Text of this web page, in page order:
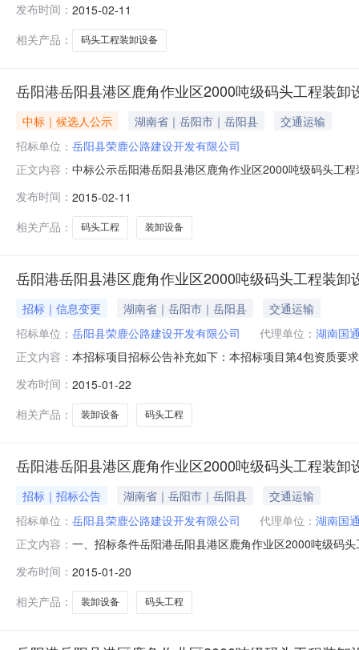
阳县港区鹿角作业区2000吨级码头工程装卸设备招标于
发布时间： 2015-02-11
相关产品：
码头工程装卸设备
岳阳港岳阳县港区鹿角作业区2000吨级码头工程装卸
中标｜候选人公示 湖南省｜岳阳市｜岳阳县
交通运输
招标单位： 岳阳县荣鹿公路建设开发有限公司
正文内容： 中标公示岳阳港岳阳县港区鹿角作业区2000吨级码头工
工有限公司第二名:河南卫华重型机械股份有限公司第三
机械有限公司第五
发布时间： 2015-02-11
相关产品：
码头工程 装卸设备
岳阳港岳阳县港区鹿角作业区2000吨级码头工程装卸
招标｜信息变更 湖南省｜岳阳市｜岳阳县
交通运输
招标单位： 岳阳县荣鹿公路建设开发有限公司 代理单位： 湖南国
正文内容： 本招标项目招标公告补充如下：本招标项目第4包资质要
发布时间： 2015-01-22
相关产品：
装卸设备 码头工程
岳阳港岳阳县港区鹿角作业区2000吨级码头工程装卸
招标｜招标公告 湖南省｜岳阳市｜岳阳县
交通运输
招标单位： 岳阳县荣鹿公路建设开发有限公司 代理单位： 湖南国
正文内容： 一、招标条件岳阳港岳阳县港区鹿角作业区2000吨级码
行公开招标。二、项目概况2.1项目名称：岳阳港岳阳县
进入必联网三
发布时间： 2015-01-20
相关产品：
装卸设备 码头工程